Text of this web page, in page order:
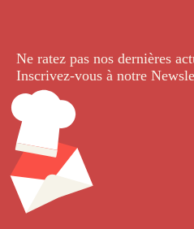
Ne ratez pas nos dernières
Inscrivez-vous à notre